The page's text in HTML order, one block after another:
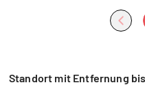
Standort mit Entfernung